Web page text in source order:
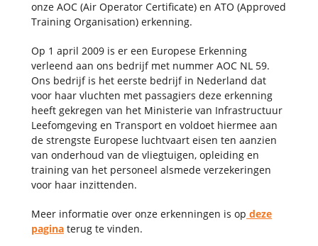
onze AOC (Air Operator Certificate) en ATO (Approved
Training Organisation) erkenning.
Op 1 april 2009 is er een Europese Erkenning
verleend aan ons bedrijf met nummer AOC NL 59.
Ons bedrijf is het eerste bedrijf in Nederland dat
voor haar vluchten met passagiers deze erkenning
heeft gekregen van het Ministerie van Infrastructuur
Leefomgeving en Transport en voldoet hiermee aan
de strengste Europese luchtvaart eisen ten aanzien
van onderhoud van de vliegtuigen, opleiding en
training van het personeel alsmede verzekeringen
voor haar inzittenden.
Meer informatie over onze erkenningen is op deze
pagina terug te vinden.